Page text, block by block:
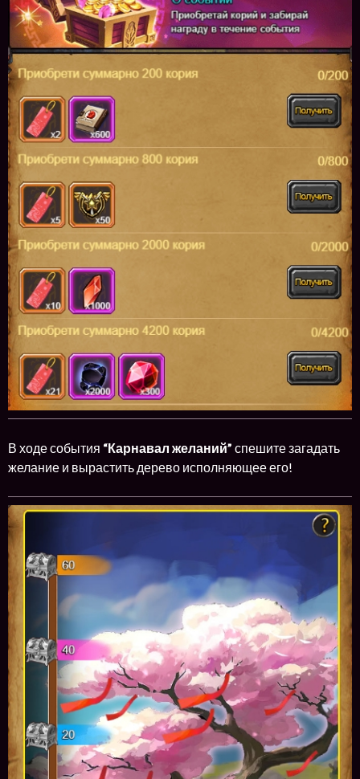
В ходе события “Карнавал желаний” спешите загадать
желание и вырастить дерево исполняющее его!